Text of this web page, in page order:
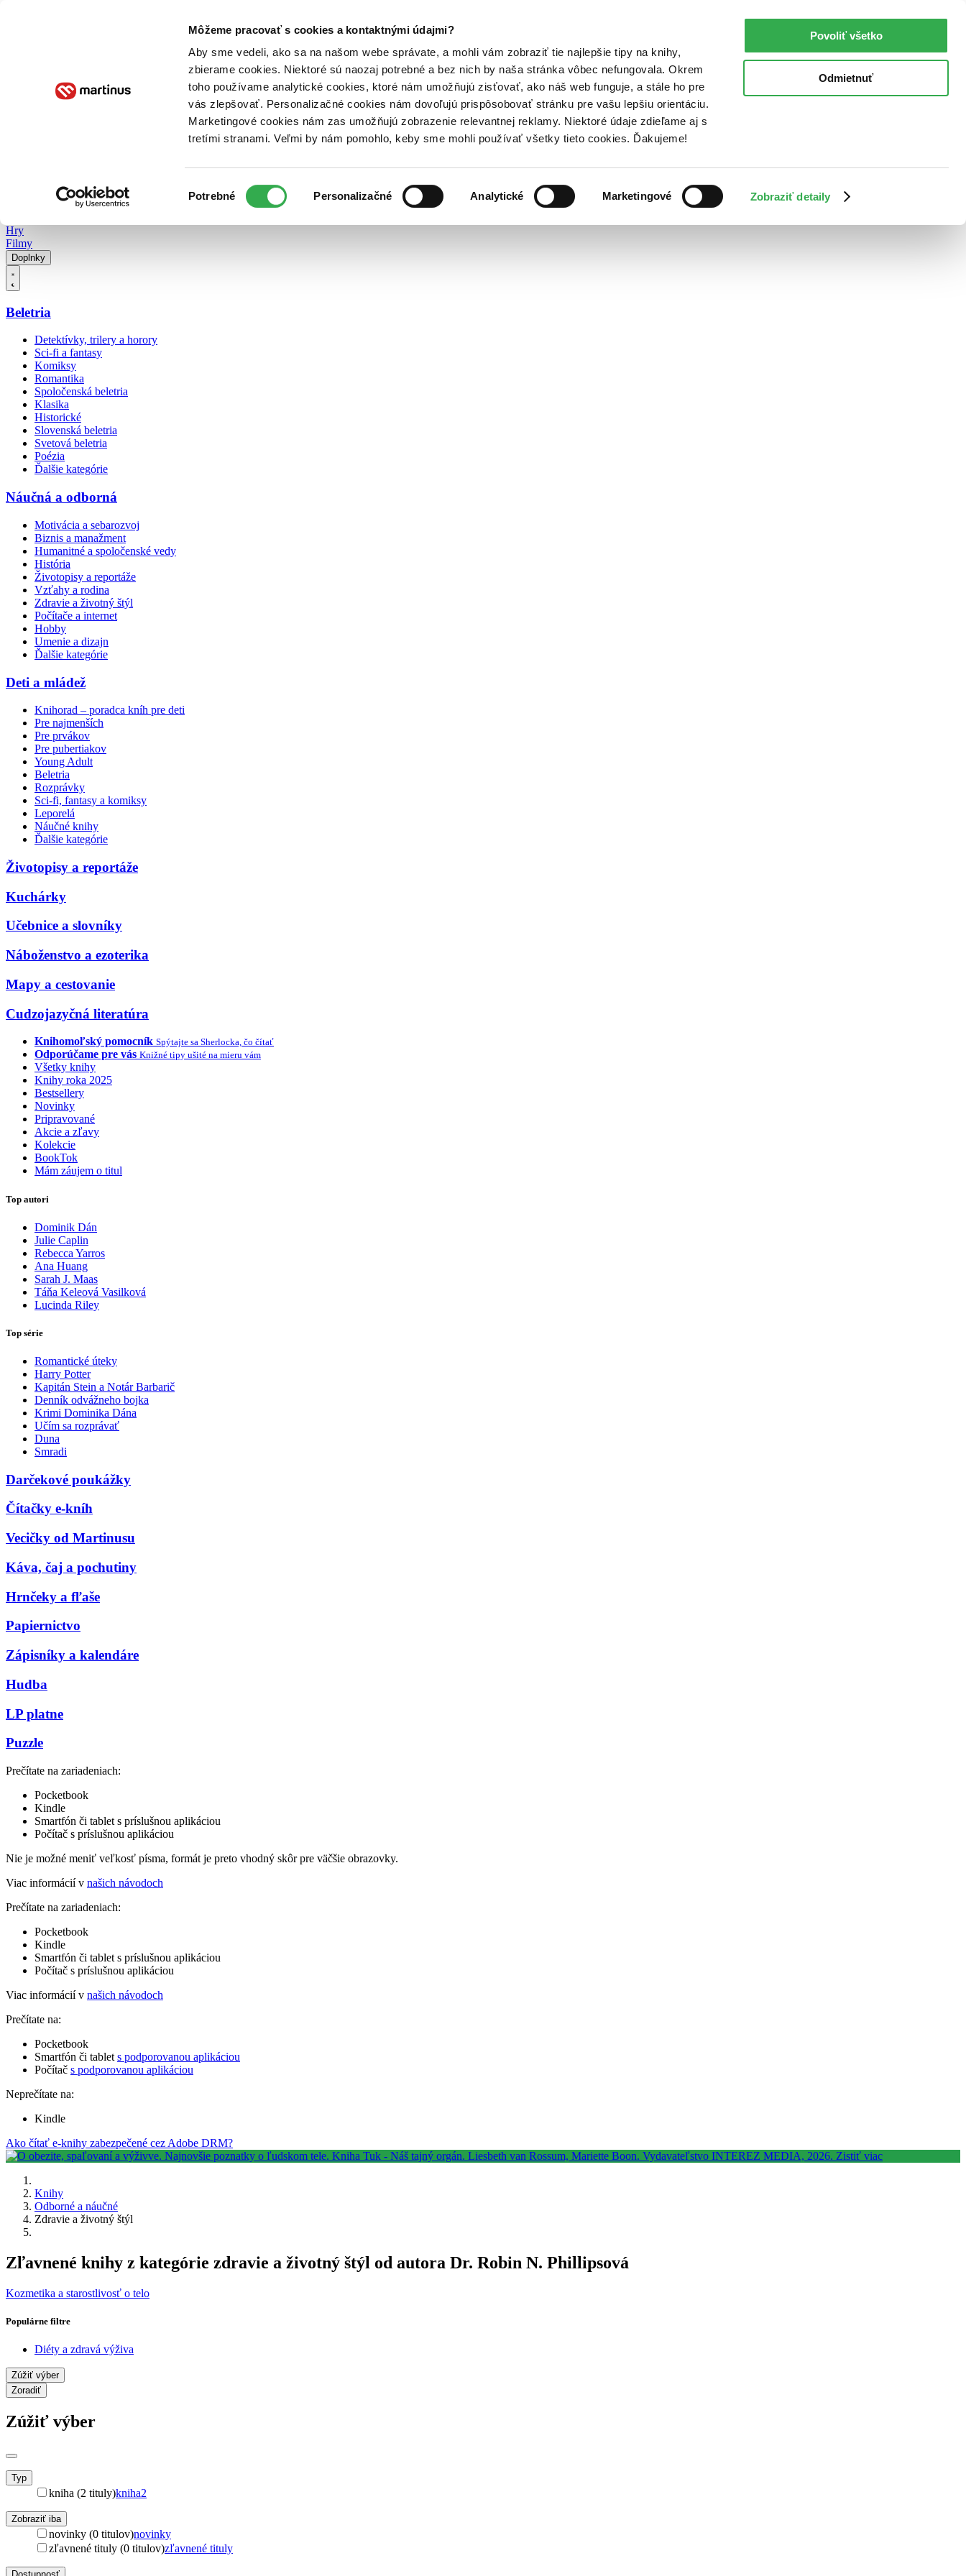
Môžeme pracovať s cookies a kontaktnými údajmi?
Aby sme vedeli, ako sa na našom webe správate, a mohli vám zobraziť tie najlepšie tipy na knihy,
zbierame cookies. Niektoré sú naozaj potrebné a bez nich by naša stránka vôbec nefungovala. Okrem
toho používame analytické cookies, ktoré nám umožňujú zisťovať, ako náš web funguje, a stále ho pre
vás zlepšovať. Personalizačné cookies nám dovoľujú prispôsobovať stránku pre vašu lepšiu orientáciu.
Marketingové cookies nám zas umožňujú zobrazenie relevantnej reklamy. Niektoré údaje zdieľame aj s
tretími stranami. Veľmi by nám pomohlo, keby sme mohli používať všetky tieto cookies. Ďakujeme!
súhlasu
Potrebné Personalizačné Analytické Marketingové Zobraziť detaily
Povoliť všetko
Odmietnuť
Poukážky Kontakt
Hry
Filmy
Doplnky
Beletria
Detektívky, trilery a horory
Sci-fi a fantasy
Komiksy
Romantika
Spoločenská beletria
Klasika
Historické
Slovenská beletria
Svetová beletria
Poézia
Ďalšie kategórie
Náučná a odborná
Motivácia a sebarozvoj
Biznis a manažment
Humanitné a spoločenské vedy
História
Životopisy a reportáže
Vzťahy a rodina
Zdravie a životný štýl
Počítače a internet
Hobby
Umenie a dizajn
Ďalšie kategórie
Deti a mládež
Knihorad – poradca kníh pre deti
Pre najmenších
Pre prvákov
Pre pubertiakov
Young Adult
Beletria
Rozprávky
Sci-fi, fantasy a komiksy
Leporelá
Náučné knihy
Ďalšie kategórie
Životopisy a reportáže
Kuchárky
Učebnice a slovníky
Náboženstvo a ezoterika
Mapy a cestovanie
Cudzojazyčná literatúra
Knihomoľský pomocník Spýtajte sa Sherlocka, čo čítať
Odporúčame pre vás Knižné tipy ušité na mieru vám
Všetky knihy
Knihy roka 2025
Bestsellery
Novinky
Pripravované
Akcie a zľavy
Kolekcie
BookTok
Mám záujem o titul
Top autori
Dominik Dán
Julie Caplin
Rebecca Yarros
Ana Huang
Sarah J. Maas
Táňa Keleová Vasilková
Lucinda Riley
Top série
Romantické úteky
Harry Potter
Kapitán Stein a Notár Barbarič
Denník odvážneho bojka
Krimi Dominika Dána
Učím sa rozprávať
Duna
Smradi
Darčekové poukážky
Čítačky e-kníh
Vecičky od Martinusu
Káva, čaj a pochutiny
Hrnčeky a fľaše
Papiernictvo
Zápisníky a kalendáre
Hudba
LP platne
Puzzle
Prečítate na zariadeniach:
Pocketbook
Kindle
Smartfón či tablet s príslušnou aplikáciou
Počítač s príslušnou aplikáciou
Nie je možné meniť veľkosť písma, formát je preto vhodný skôr pre väčšie obrazovky.
Viac informácií v našich návodoch
Prečítate na zariadeniach:
Pocketbook
Kindle
Smartfón či tablet s príslušnou aplikáciou
Počítač s príslušnou aplikáciou
Viac informácií v našich návodoch
Prečítate na:
Pocketbook
Smartfón či tablet s podporovanou aplikáciou
Počítač s podporovanou aplikáciou
Neprečítate na:
Kindle
Ako čítať e-knihy zabezpečené cez Adobe DRM?
Knihy
Odborné a náučné
Zdravie a životný štýl
Zľavnené knihy z kategórie zdravie a životný štýl od autora Dr. Robin N. Phillipsová
Kozmetika a starostlivosť o telo
Populárne filtre
Diéty a zdravá výživa
Zúžiť výber
Zoradiť
Zúžiť výber
Typ
kniha (2 tituly)kniha2
Zobraziť iba
novinky (0 titulov)novinky
zľavnené tituly (0 titulov)zľavnené tituly